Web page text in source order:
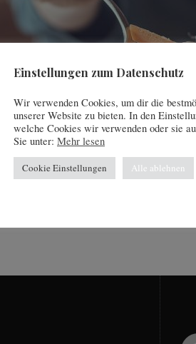
Einstellungen zum Datenschutz
Wir verwenden Cookies, um dir die
unserer Website zu bieten. In den
welche Cookies wir verwenden oder sie
Sie unter: Mehr lesen
Cookie Einstellungen Alle ablehnen